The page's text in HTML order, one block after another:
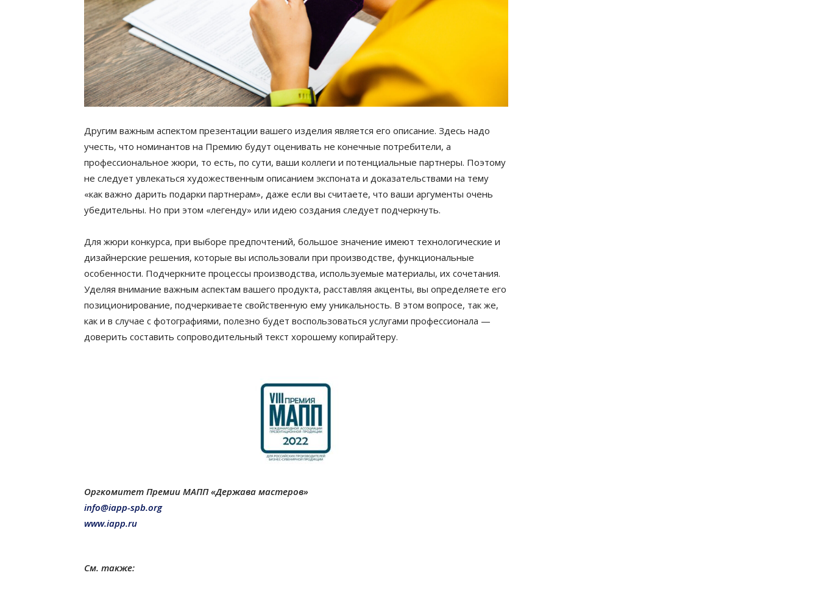
Другим важным аспектом презентации вашего изделия является его описание. Здесь надо
учесть, что номинантов на Премию будут оценивать не конечные потребители, а
профессиональное жюри, то есть, по сути, ваши коллеги и потенциальные партнеры. Поэтому
не следует увлекаться художественным описанием экспоната и доказательствами на тему
«как важно дарить подарки партнерам», даже если вы считаете, что ваши аргументы очень
убедительны. Но при этом «легенду» или идею создания следует подчеркнуть.
Для жюри конкурса, при выборе предпочтений, большое значение имеют технологические и
дизайнерские решения, которые вы использовали при производстве, функциональные
особенности. Подчеркните процессы производства, используемые материалы, их сочетания.
Уделяя внимание важным аспектам вашего продукта, расставляя акценты, вы определяете его
позиционирование, подчеркиваете свойственную ему уникальность. В этом вопросе, так же,
как и в случае с фотографиями, полезно будет воспользоваться услугами профессионала —
доверить составить сопроводительный текст хорошему копирайтеру.
Оргкомитет Премии МАПП «Держава мастеров»
info@iapp-spb.org
www.iapp.ru
См. также: